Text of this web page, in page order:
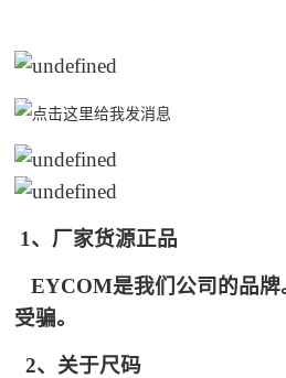
1、厂家货源正品
EYCOM是我们公司的品牌
受骗。
2、关于尺码